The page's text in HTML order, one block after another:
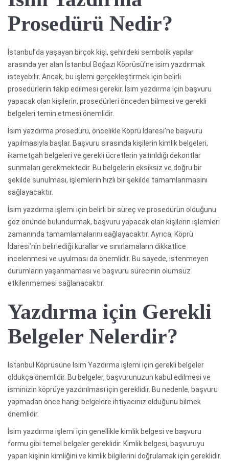
Prosedürü Nedir?
İstanbul’da yaşayan birçok kişi, şehirdeki sembolik yapılar
arasında yer alan İstanbul Boğazı Köprüsü’ne isim yazdırmak
isteyebilir. Ancak, bu işlemi gerçekleştirmek için belirli
prosedürlerin takip edilmesi gerekir. İsim yazdırma için başvuru
yapacak olan kişilerin, prosedürleri önceden bilmesi ve gerekli
belgeleri temin etmesi önemlidir.
İsim yazdırma prosedürü, öncelikle Köprü İdaresi’ne başvuru
yapılmasıyla başlar. Başvuru sırasında kişilerin kimlik belgeleri,
ikametgah belgeleri ve gerekli ücretlerin yatırıldığı dekontlar
sunmaları gerekmektedir. Bu belgelerin eksiksiz ve doğru bir
şekilde sunulması, işlemlerin hızlı bir şekilde tamamlanmasını
sağlayacaktır.
İsim yazdırma işlemi için belirli bir süreç ve prosedürün olduğunu
göz önünde bulundurmak, başvuru yapacak olan kişilerin işlemleri
zamanında tamamlamalarını sağlayacaktır. Ayrıca, Köprü
İdaresi’nin belirlediği kurallar ve sınırlamaların dikkatlice
incelenmesi ve uyulması da önemlidir. Bu sayede, istenmeyen
durumların yaşanmaması ve başvuru sürecinin olumsuz
etkilenmemesi sağlanacaktır.
Yazdırma için Gerekli
Belgeler Nelerdir?
İstanbul Köprüsüne İsim Yazdırma işlemi için gerekli belgeler
oldukça önemlidir. Bu belgeler, başvurunuzun kabul edilmesi ve
isminizin köprüye yazdırılması için gereklidir. Bu nedenle, başvuru
yapmadan önce hangi belgelere ihtiyacınız olduğunu bilmek
önemlidir.
İsim yazdırma işlemi için genellikle kimlik belgesi ve başvuru
formu gibi temel belgeler gereklidir. Kimlik belgesi, başvuruyu
yapan kişinin kimliğini ve kimlik bilgilerini doğrulamak için gereklidir.